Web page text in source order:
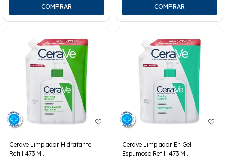
Cerave Limpiador Hidratante
Refill 473 Ml.
Cerave Limpiador En Gel
Espumoso Refill 473 Ml.